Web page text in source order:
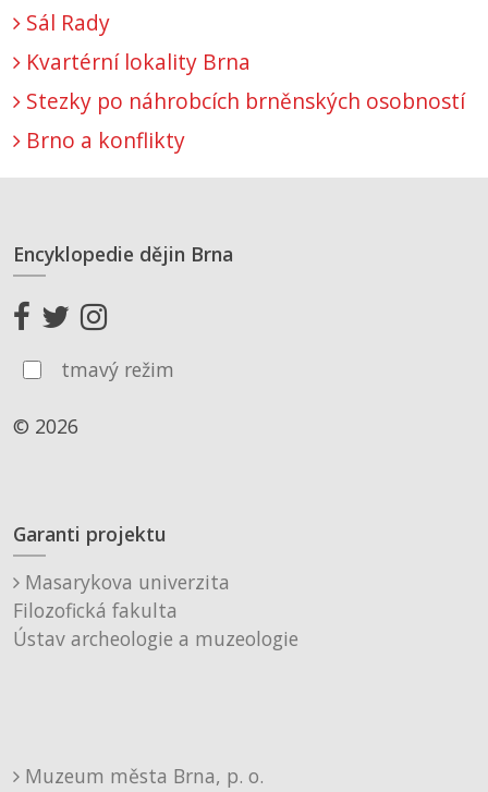
Sál Rady
Kvartérní lokality Brna
Stezky po náhrobcích brněnských osobností
Brno a konflikty
Encyklopedie dějin Brna
tmavý režim
© 2026
Garanti projektu
Masarykova univerzita
Filozofická fakulta
Ústav archeologie a muzeologie
Muzeum města Brna, p. o.